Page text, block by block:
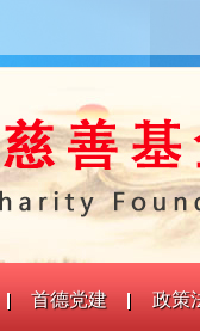
首德党建 政策